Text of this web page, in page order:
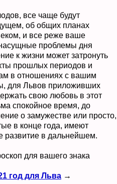
все чаще будут
об общих планах
и все реже ваше
проблемы дня
к жизни может затронуть
прошлых периодов и
в отношениях с вашим
для Львов приложивших
свою любовь в этот
спокойное время, до
о замужестве или просто,
в конце года, имеют
в дальнейшем.
для вашего знака
год для Льва →